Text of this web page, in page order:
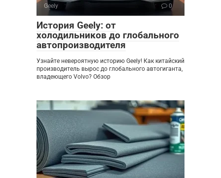
Geely 0
История Geely: от
холодильников до глобального
автопроизводителя
Узнайте невероятную историю Geely! Как китайский
производитель вырос до глобального автогиганта,
владеющего Volvo? Обзор